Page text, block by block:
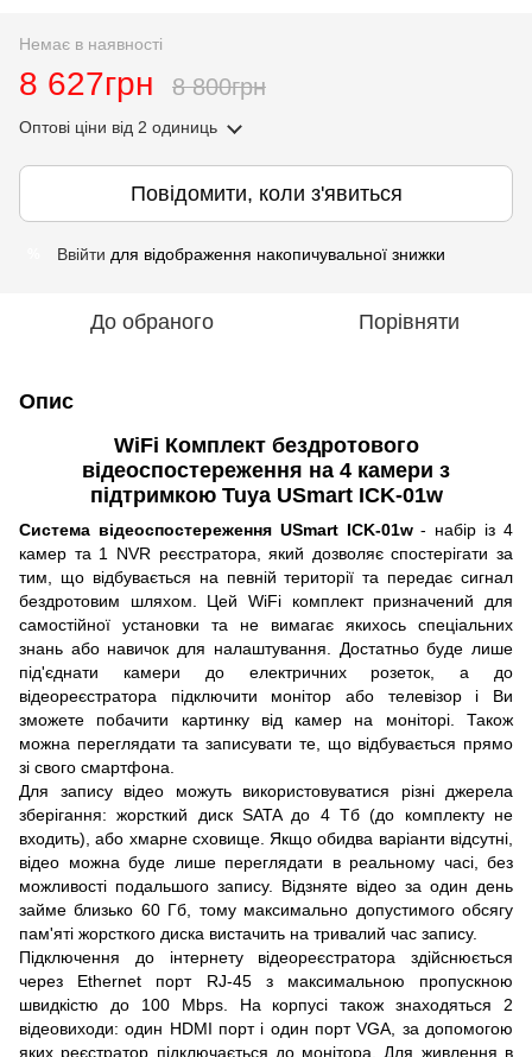
Немає в наявності
8 627грн 8 800грн
Оптові ціни від 2 одиниць
Повідомити, коли з'явиться
Ввійти для відображення накопичувальної знижки
До обраного Порівняти
Опис
WiFi Комплект бездротового
відеоспостереження на 4 камери з
підтримкою Tuya USmart ICK-01w
Система відеоспостереження USmart ICK-01w- набір із 4
камер та 1 NVR реєстратора, який дозволяє спостерігати за
тим, що відбувається на певній території та передає сигнал
бездротовим шляхом. Цей WiFi комплект призначений для
самостійної установки та не вимагає якихось спеціальних
знань або навичок для налаштування. Достатньо буде лише
під'єднати камери до електричних розеток, а до
відеореєстратора підключити монітор або телевізор і Ви
зможете побачити картинку від камер на моніторі. Також
можна переглядати та записувати те, що відбувається прямо
зі свого смартфона.
Для запису відео можуть використовуватися різні джерела
зберігання: жорсткий диск SATA до 4 Тб (до комплекту не
входить), або хмарне сховище. Якщо обидва варіанти відсутні,
відео можна буде лише переглядати в реальному часі, без
можливості подальшого запису. Відзняте відео за один день
займе близько 60 Гб, тому максимально допустимого обсягу
пам'яті жорсткого диска вистачить на тривалий час запису.
Підключення до інтернету відеореєстратора здійснюється
через Ethernet порт RJ-45 з максимальною пропускною
швидкістю до 100 Mbps. На корпусі також знаходяться 2
відеовиходи: один HDMI порт і один порт VGA, за допомогою
яких реєстратор підключається до монітора. Для живлення в